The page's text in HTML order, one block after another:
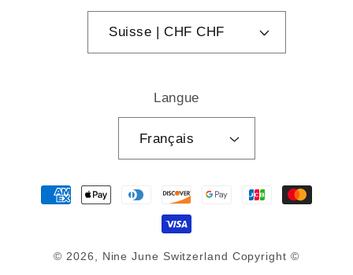
Suisse | CHF CHF
Langue
Français
Moyens
de
paiement
© 2026, Nine June Switzerland Copyright ©